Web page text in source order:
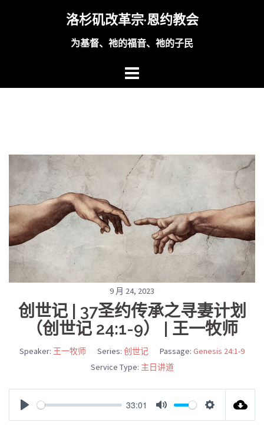
洛杉矶改革宗·恩约教会
为基督、祂的福音、祂的子民
9 月 24, 2023
创世记 | 37圣约传承之寻妻计划
（创世记 24:1-9） | 王一牧师
Speaker: 王一牧师 Series: 创世记 Passage: Genesis 24:1-9
Service Type: 主日讲道
PLAY
33:01
MUTE SETTINGS